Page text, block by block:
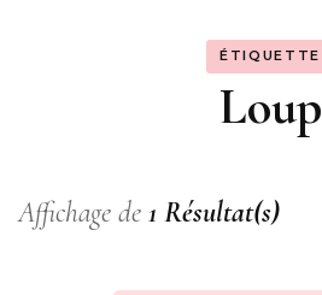
ÉTIQUETTE
Loup
Affichage de 1 Résultat(s)